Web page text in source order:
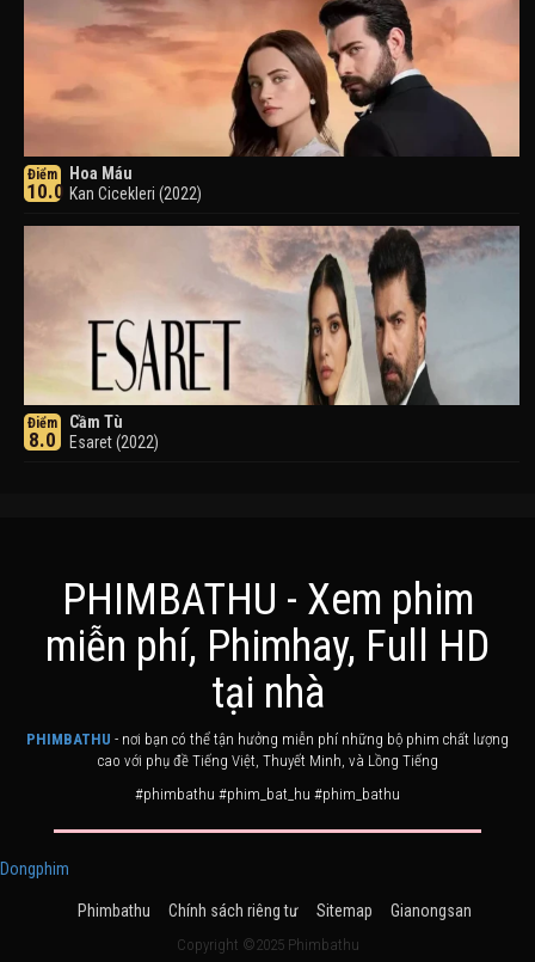
Điểm
10.0
Hoa Máu
Kan Cicekleri (2022)
Điểm
8.0
Cầm Tù
Esaret (2022)
Khuyển Dạ Xoa
Ashoka Đại Đế
The Great Emperor Ashoka (2015)
PHIMBATHU - Xem phim
miễn phí, Phimhay, Full HD
tại nhà
PHIMBATHU - nơi bạn có thể tận hưởng miễn phí những bộ phim chất lượng
cao với phụ đề Tiếng Việt, Thuyết Minh, và Lồng Tiếng
#phimbathu #phim_bat_hu #phim_bathu
Dongphim
Phimbathu Chính sách riêng tư Sitemap Gianongsan
Copyright ©2025 Phimbathu